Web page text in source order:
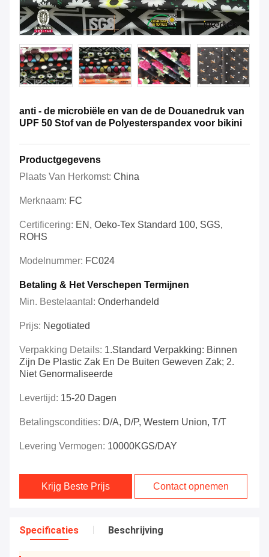
anti - de microbiële en van de de Douanedruk van
UPF 50 Stof van de Polyesterspandex voor bikini
Productgegevens
Plaats Van Herkomst: China
Merknaam: FC
Certificering: EN, Oeko-Tex Standard 100, SGS,
ROHS
Modelnummer: FC024
Betaling & Het Verschepen Termijnen
Min. Bestelaantal: Onderhandeld
Prijs: Negotiated
Verpakking Details: 1.Standard Verpakking: Binnen
Zijn De Plastic Zak En De Buiten Geweven Zak; 2.
Niet Genormaliseerde
Levertijd: 15-20 Dagen
Betalingscondities: D/A, D/P, Western Union, T/T
Levering Vermogen: 10000KGS/DAY
Krijg Beste Prijs Contact opnemen
Specificaties Beschrijving